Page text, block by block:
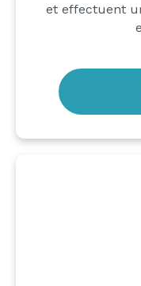
et effectuent